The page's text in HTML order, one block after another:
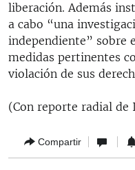
liberación. Además
a cabo “una
independiente” sobre
medidas pertinentes
violación de sus
(Con reporte radial de
Compartir